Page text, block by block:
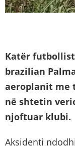
Katër
brazilian
aeroplanit me
në shtetin
njoftuar klubi.
Aksidenti